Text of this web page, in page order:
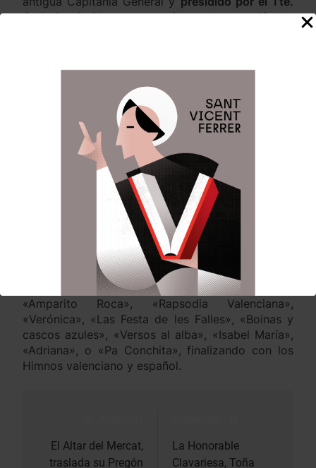
Gral. Garcia-Vaquero, contó con la actuación de
La Unidad de Música interpretó las piezas
«Amparito Roca», «Rapsodia Valenciana»,
«Verónica», «Las Festa de les Falles», «Boinas y
cascos azules», «Versos al alba», «Isabel María»,
«Adriana», o «Pa Conchita», finalizando con los
Himnos valenciano y español.
deEl Altar del Mercat,
traslada su Pregón
La Honorable
Clavariesa, Toña